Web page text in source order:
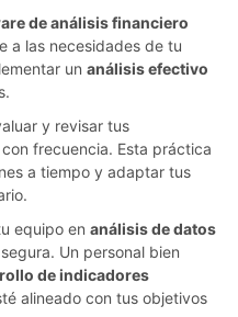
de análisis financiero
a las necesidades de tu
un análisis efectivo
y revisar tus
con frecuencia. Esta práctica
a tiempo y adaptar tus
equipo en análisis de datos
Un personal bien
de indicadores
alineado con tus objetivos